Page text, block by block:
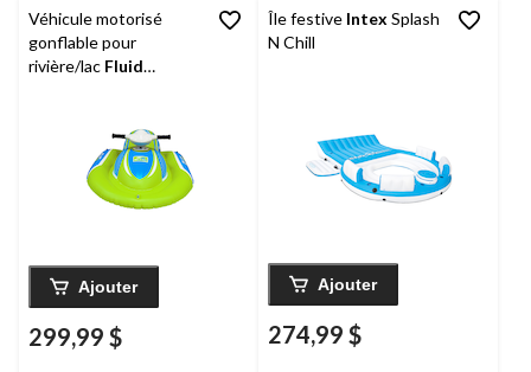
Véhicule motorisé
gonflable pour
rivière/lac Fluid
Ajouter
299,99 $
Île festive Intex Splash
N Chill
Ajouter
274,99 $